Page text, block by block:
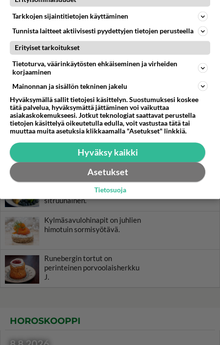
RESEPTIT
Suussa sulavat donitsit
valmistuvat näppärästi
uunissa.
Kakkupohja on perusresepti,
jonka avulla voit tehdä
haluamasi täytekakun.
Amerikkalainen juustokakku
on maultaan raikkaan
sitruunainen.
Kylmäsavulohinapit on juhlien
himotuin sormisyötävä.
Runebergin tortut on
perinteinen porvoolaisherkku
J.
HOROSKOOPPI
Tarkkojen sijaintitietojen käyttäminen
Tunnista laitteet aktiivisesti pyydettyjen tietojen perusteella
Erityiset tarkoitukset
Tietoturva, väärinkäytösten ehkäiseminen ja virheiden
korjaaminen
Mainonnan ja sisällön tekninen jakelu
Hyväksymällä sallit tietojesi käsittelyn. Suostumuksesi koskee
tätä palvelua, hyväksymättä jättäminen voi vaikuttaa
asiakaskokemukseesi. Jotkut teknologiat saattavat perustella
tietojen käsittelyä oikeutetulla edulla, voit vastustaa tätä tai
muuttaa muita asetuksia klikkaamalla "Asetukset" linkkiä.
Hyväksy kaikki
Asetukset
Tietosuoja